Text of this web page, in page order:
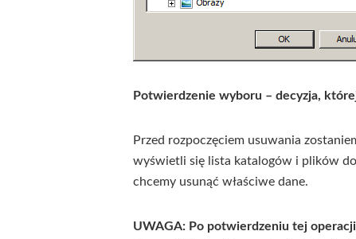
Potwierdzenie wyboru – decyzja,
Przed rozpoczęciem usuwania
wyświetli się lista katalogów i plików
chcemy usunąć właściwe dane.
UWAGA: Po potwierdzeniu tej